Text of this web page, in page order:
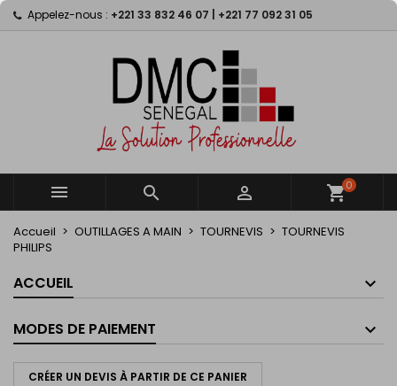
Appelez-nous : +221 33 832 46 07 | +221 77 092 31 05
   shopping_cart0
Accueil OUTILLAGES A MAIN TOURNEVIS
TOURNEVIS
PHILIPS
ACCUEIL
MODES DE PAIEMENT
CRÉER UN DEVIS À PARTIR DE CE PANIER
My wishlists ×
Create new list
((modalTitle)) ×
((confirmMessage))
((cancelText)) ((modalDeleteText))
Créer une liste d'envies ×
Nom de la liste d'envies
Annuler Créer une liste d'envies
Connexion ×
Vous devez être connecté pour ajouter des produits
à votre liste d'envies.
Annuler Connexion